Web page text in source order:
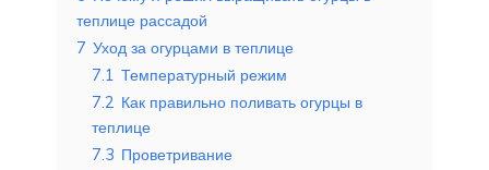
теплице рассадой
7 Уход за огурцами в теплице
7.1 Температурный режим
7.2 Как правильно поливать огурцы в
теплице
7.3 Проветривание